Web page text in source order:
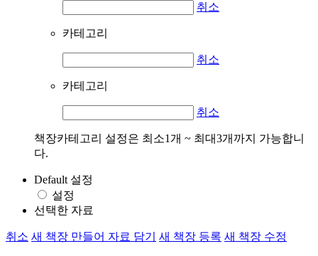
취소
카테고리
취소
카테고리
취소
책장카테고리 설정은 최소1개 ~ 최대3개까지 가능합니
다.
Default 설정
설정
선택한 자료
취소 새 책장 만들어 자료 담기 새 책장 등록 새 책장 수정